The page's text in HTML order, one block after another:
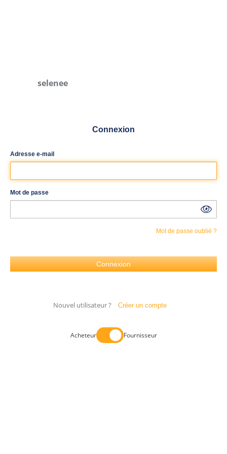
selenee
Connexion
Adresse e-mail
Mot de passe
Mot de passe oublié ?
Nouvel utilisateur ? Créer un compte
Acheteur Fournisseur